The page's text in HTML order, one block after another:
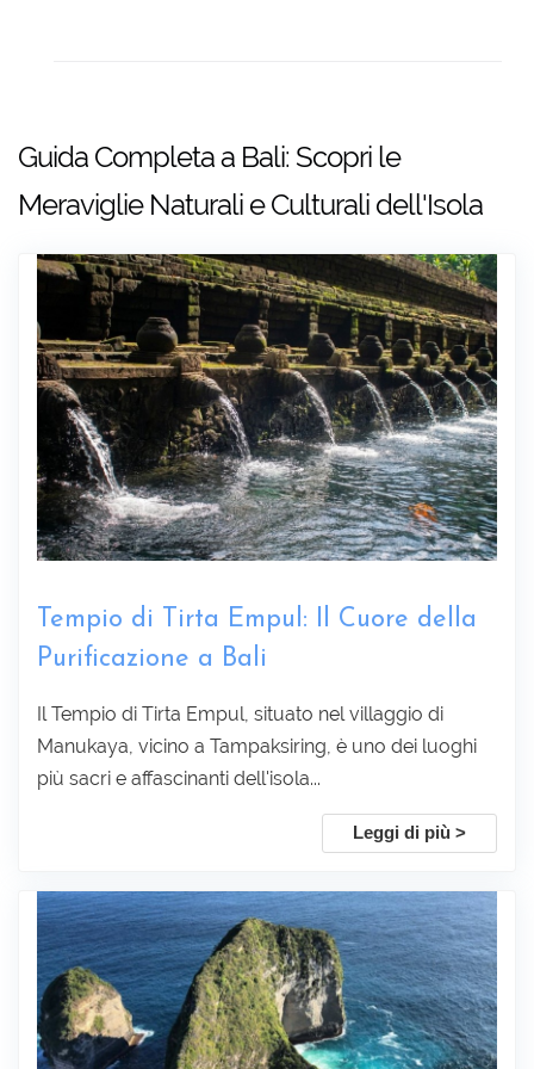
Raccogliere informazioni :
Sottoscrivi
Guida Completa a Bali: Scopri le
Meraviglie Naturali e Culturali dell'Isola
Tempio di Tirta Empul: Il Cuore della
Purificazione a Bali
Il Tempio di Tirta Empul, situato nel villaggio di
Manukaya, vicino a Tampaksiring, è uno dei luoghi
più sacri e affascinanti dell'isola...
Leggi di più >